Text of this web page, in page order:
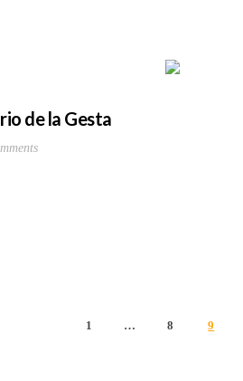
de la Gesta
1 … 8 9